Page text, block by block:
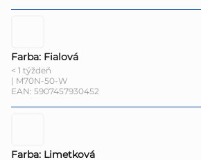
Farba: Fialová
< 1 týždeň
| M70N-50-W
EAN: 5907457930452
Farba: Limetková